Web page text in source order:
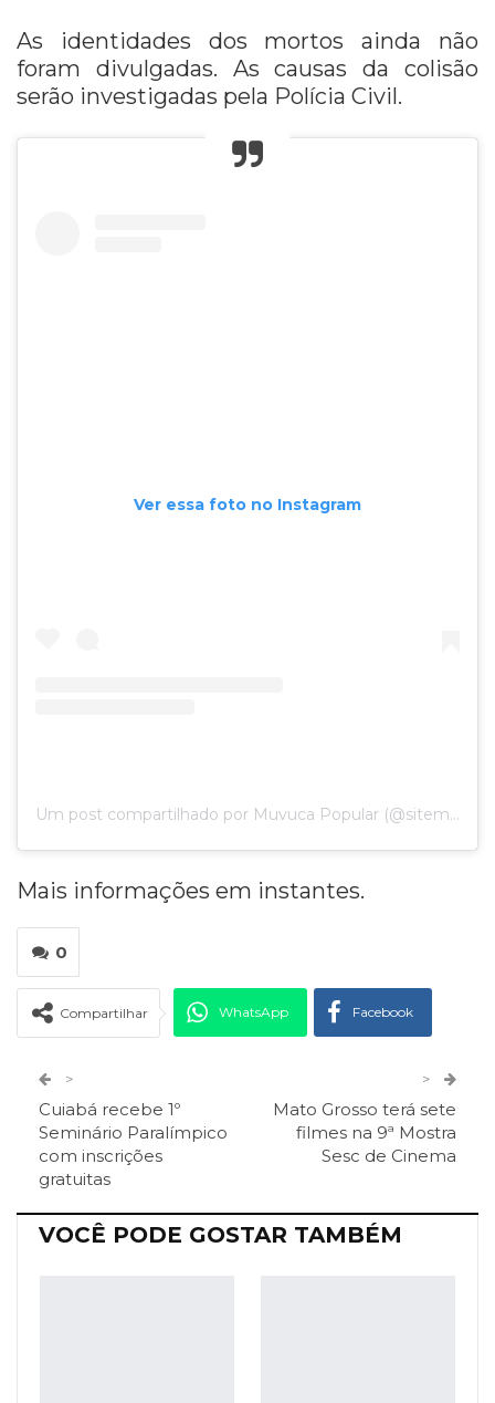
As identidades dos mortos ainda não
foram divulgadas. As causas da colisão
serão investigadas pela Polícia Civil.
Ver essa foto no Instagram
Um post compartilhado por Muvuca Popular (@sitemuvucapopularmt)
Mais informações em instantes.
0
Compartilhar WhatsApp Facebook
ReddIt Pinterest Telegram
Facebook Messenger
>
Cuiabá recebe 1º
Seminário Paralímpico
com inscrições
gratuitas
>
Mato Grosso terá sete
filmes na 9ª Mostra
Sesc de Cinema
VOCÊ PODE GOSTAR TAMBÉM